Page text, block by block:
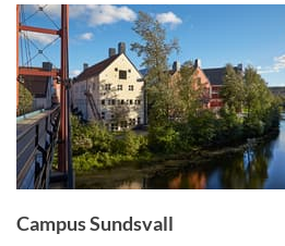
Campus Sundsvall